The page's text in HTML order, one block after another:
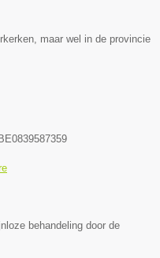
maar wel in de provincie
BE0839587359
behandeling door de